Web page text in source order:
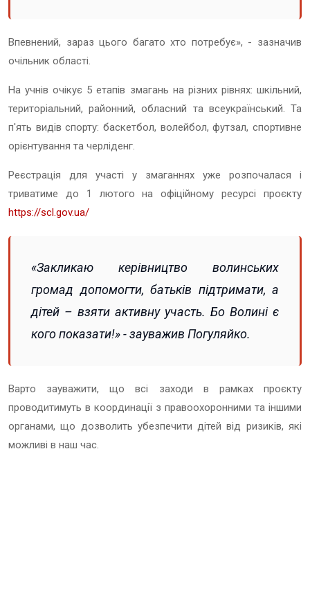
Впевнений, зараз цього багато хто потребує», - зазначив
очільник області.
На учнів очікує 5 етапів змагань на різних рівнях: шкільний,
територіальний, районний, обласний та всеукраїнський. Та
п'ять видів спорту: баскетбол, волейбол, футзал, спортивне
орієнтування та черліденг.
Реєстрація для участі у змаганнях уже розпочалася і
триватиме до 1 лютого на офіційному ресурсі проєкту
https://scl.gov.ua/
«Закликаю керівництво волинських
громад допомогти, батьків підтримати, а
дітей – взяти активну участь. Бо Волині є
кого показати!» - зауважив Погуляйко.
Варто зауважити, що всі заходи в рамках проєкту
проводитимуть в координації з правоохоронними та іншими
органами, що дозволить убезпечити дітей від ризиків, які
можливі в наш час.